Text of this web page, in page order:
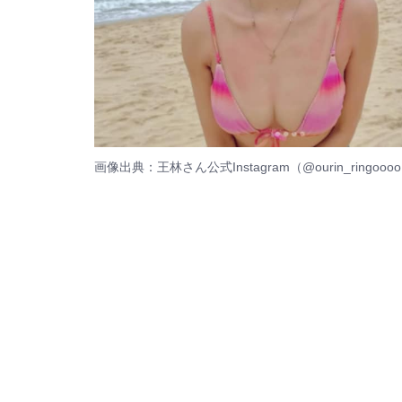
画像出典：王林さん公式Instagram（@ourin_ringoooo